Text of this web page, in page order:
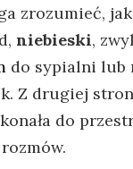
zrozumieć,
niebieski,​
do sypialni ⁢lub‍
Z drugiej
do